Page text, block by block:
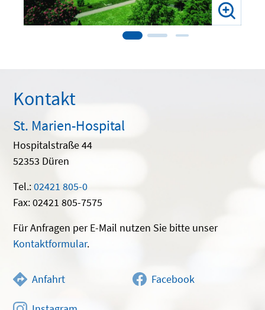
Kontakt
St. Marien-Hospital
Hospitalstraße 44
52353 Düren
Tel.:02421 805-0
Fax: 02421 805-7575
Für Anfragen per E-Mail nutzen Sie bitte unser
Kontaktformular.
Anfahrt Facebook